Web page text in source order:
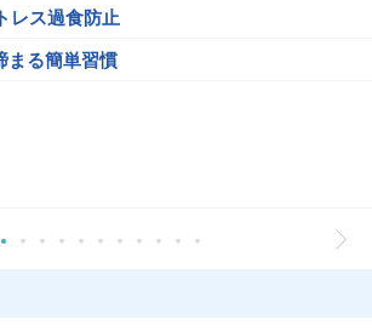
レス過食防止
まる簡単習慣